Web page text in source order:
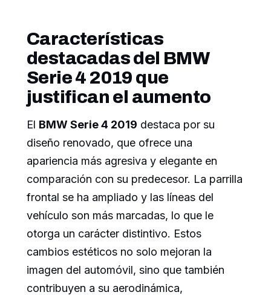
Características
destacadas del BMW
Serie 4 2019 que
justifican el aumento
El BMW Serie 4 2019 destaca por su
diseño renovado, que ofrece una
apariencia más agresiva y elegante en
comparación con su predecesor. La parrilla
frontal se ha ampliado y las líneas del
vehículo son más marcadas, lo que le
otorga un carácter distintivo. Estos
cambios estéticos no solo mejoran la
imagen del automóvil, sino que también
contribuyen a su aerodinámica,